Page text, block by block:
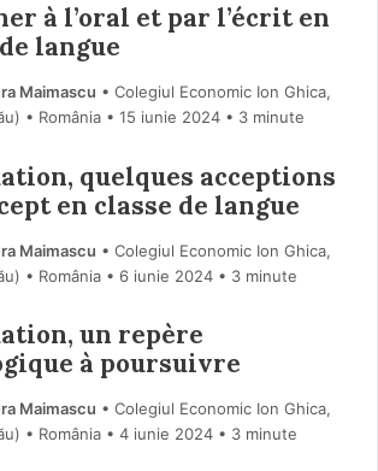
à l’oral et par l’écrit en
langue
Maimascu • Colegiul Economic Ion Ghica,
• România
15 iunie 2024 • 3 minute
quelques acceptions
en classe de langue
Maimascu • Colegiul Economic Ion Ghica,
• România
6 iunie 2024 • 3 minute
un repère
à poursuivre
Maimascu • Colegiul Economic Ion Ghica,
• România
4 iunie 2024 • 3 minute